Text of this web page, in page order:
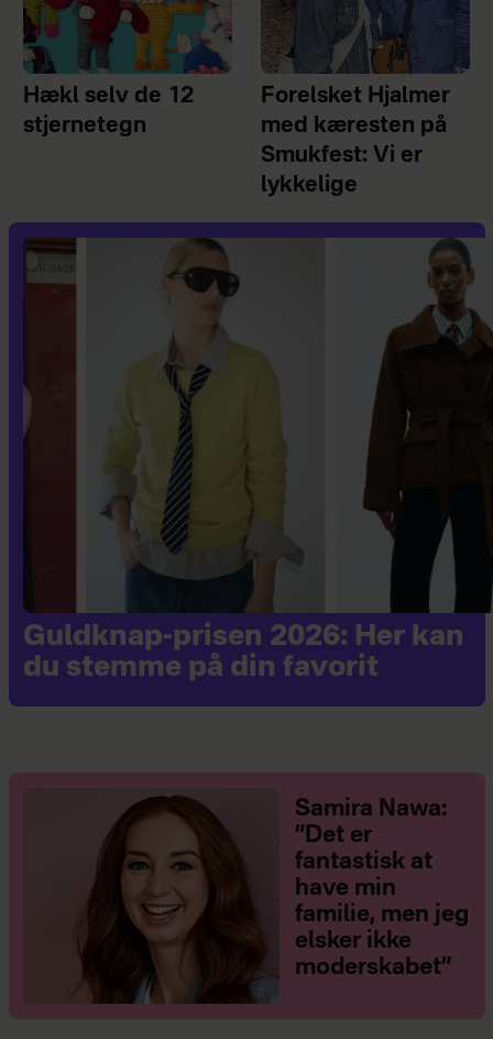
Hækl selv de 12
stjernetegn
Forelsket Hjalmer
med kæresten på
Smukfest: Vi er
lykkelige
Guldknap-prisen 2026: Her kan
du stemme på din favorit
Samira Nawa:
”Det er
fantastisk at
have min
familie, men jeg
elsker ikke
moderskabet”